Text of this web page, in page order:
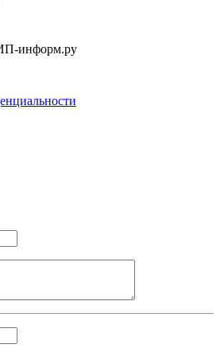
информ.ру